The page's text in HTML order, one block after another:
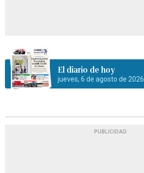
El diario de hoy
jueves, 6 de agosto de 2026
PUBLICIDAD